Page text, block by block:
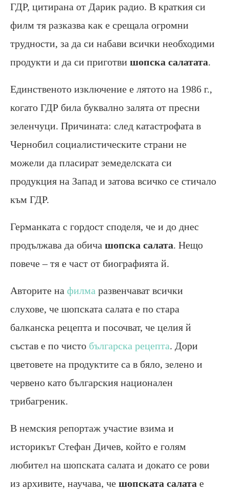
ГДР, цитирана от Дарик радио. В краткия си
филм тя разказва как е срещала огромни
трудности, за да си набави всички необходими
продукти и да си приготви шопска салатата.
Единственото изключение е лятото на 1986 г.,
когато ГДР била буквално залята от пресни
зеленчуци. Причината: след катастрофата в
Чернобил социалистическите страни не
можели да пласират земеделската си
продукция на Запад и затова всичко се стичало
към ГДР.
Германката с гордост споделя, че и до днес
продължава да обича шопска салата. Нещо
повече – тя е част от биографията й.
Авторите на филма развенчават всички
слухове, че шопската салата е по стара
балканска рецепта и посочват, че целия й
състав е по чисто българска рецепта. Дори
цветовете на продуктите са в бяло, зелено и
червено като българския национален
трибагреник.
В немския репортаж участие взима и
историкът Стефан Дичев, който е голям
любител на шопската салата и докато се рови
из архивите, научава, че шопската салата е